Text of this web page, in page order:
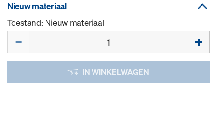
Nieuw materiaal
Toestand: Nieuw materiaal
IN WINKELWAGEN